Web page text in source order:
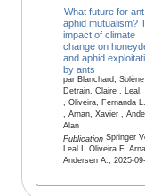
What future for
aphid mutualism?
impact of climate
change on
and aphid
by ants
par Blanchard,
Detrain, Claire , Leal,
, Oliveira, Fernanda
, Arnan, Xavier ,
Alan
PublicationSpringer
Leal I, Oliveira F,
Andersen A., 2025-